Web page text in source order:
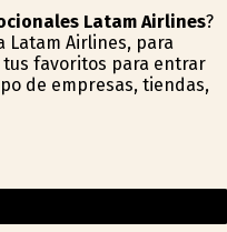
Latam Airlines?
Latam Airlines, para
favoritos para entrar
de empresas, tiendas,